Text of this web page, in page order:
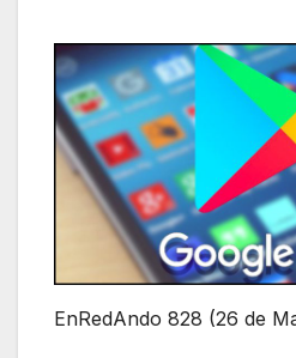
EnRedAndo 828 (26 de